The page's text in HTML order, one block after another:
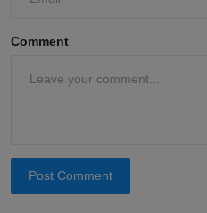
Comment
Post Comment